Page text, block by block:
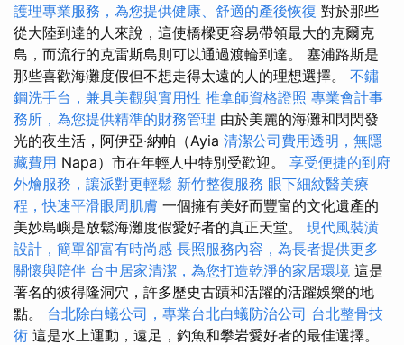
護理專業服務，為您提供健康、舒適的產後恢復 對於那些
從大陸到達的人來說，這使橋樑更容易帶領最大的克爾克
島，而流行的克雷斯島則可以通過渡輪到達。 塞浦路斯是
那些喜歡海灘度假但不想走得太遠的人的理想選擇。 不鏽
鋼洗手台，兼具美觀與實用性 推拿師資格證照 專業會計事
務所，為您提供精準的財務管理 由於美麗的海灘和閃閃發
光的夜生活，阿伊亞·納帕（Ayia 清潔公司費用透明，無隱
藏費用 Napa）市在年輕人中特別受歡迎。 享受便捷的到府
外燴服務，讓派對更輕鬆 新竹整復服務 眼下細紋醫美療
程，快速平滑眼周肌膚 一個擁有美好而豐富的文化遺產的
美妙島嶼是放鬆海灘度假愛好者的真正天堂。 現代風裝潢
設計，簡單卻富有時尚感 長照服務內容，為長者提供更多
關懷與陪伴 台中居家清潔，為您打造乾淨的家居環境 這是
著名的彼得隆洞穴，許多歷史古蹟和活躍的活躍娛樂的地
點。 台北除白蟻公司，專業台北白蟻防治公司 台北整骨技
術 這是水上運動，遠足，釣魚和攀岩愛好者的最佳選擇。